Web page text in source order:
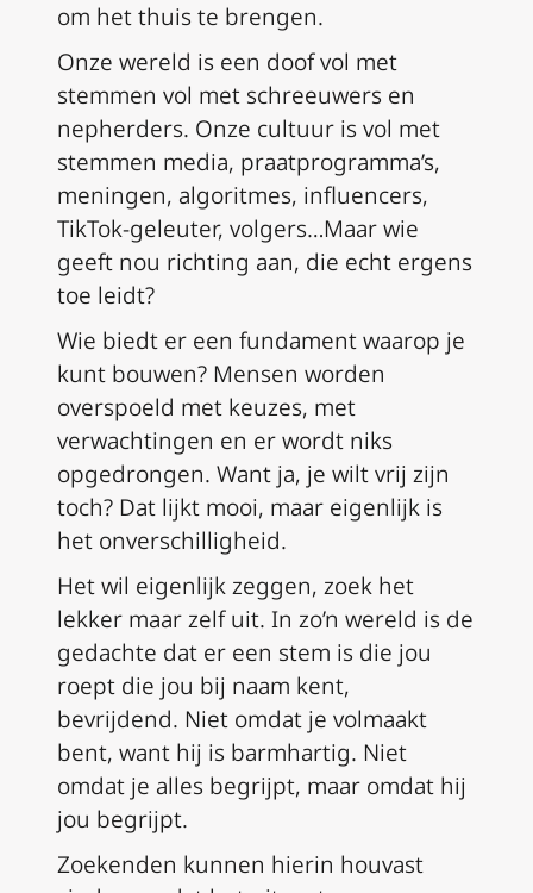
om het thuis te brengen.
Onze wereld is een doof vol met
stemmen vol met schreeuwers en
nepherders. Onze cultuur is vol met
stemmen media, praatprogramma’s,
meningen, algoritmes, influencers,
TikTok-geleuter, volgers…Maar wie
geeft nou richting aan, die echt ergens
toe leidt?
Wie biedt er een fundament waarop je
kunt bouwen? Mensen worden
overspoeld met keuzes, met
verwachtingen en er wordt niks
opgedrongen. Want ja, je wilt vrij zijn
toch? Dat lijkt mooi, maar eigenlijk is
het onverschilligheid.
Het wil eigenlijk zeggen, zoek het
lekker maar zelf uit. In zo’n wereld is de
gedachte dat er een stem is die jou
roept die jou bij naam kent,
bevrijdend. Niet omdat je volmaakt
bent, want hij is barmhartig. Niet
omdat je alles begrijpt, maar omdat hij
jou begrijpt.
Zoekenden kunnen hierin houvast